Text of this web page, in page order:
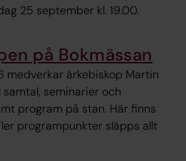
25 september kl. 19.00.
på Bokmässan
medverkar ärkebiskop Martin
seminarier och
program på stan. Här finns
programpunkter släpps allt